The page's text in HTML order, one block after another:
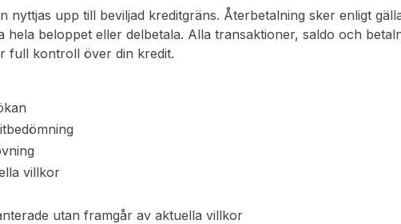
nyttjas upp till beviljad kreditgräns. Återbetalning sker enligt
beloppet eller delbetala. Alla transaktioner, saldo och
full kontroll över din kredit.
villkor
utan framgår av aktuella villkor